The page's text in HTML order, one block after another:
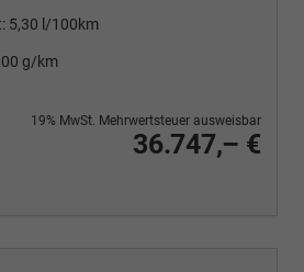
5,30 l/100km
g/km
36.747,– €
19% MwSt. Mehrwertsteuer ausweisbar
drucken